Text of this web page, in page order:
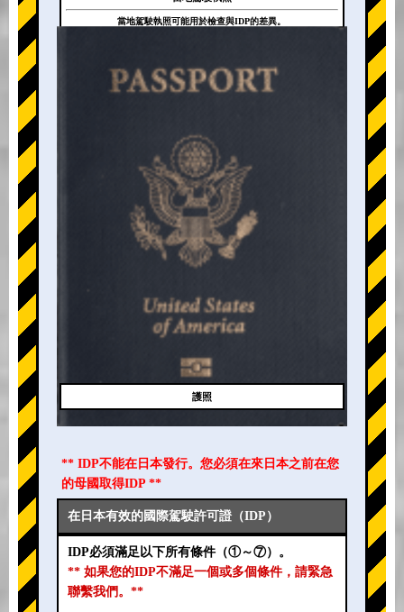
+
當地駕駛執照可能用於檢查與IDP的差異。
護照
** IDP不能在日本發行。您必須在來日本之前在您
的母國取得IDP **
在日本有效的國際駕駛許可證（IDP）
IDP必須滿足以下所有條件（①～⑦）。
** 如果您的IDP不滿足一個或多個條件，請緊急
聯繫我們。**